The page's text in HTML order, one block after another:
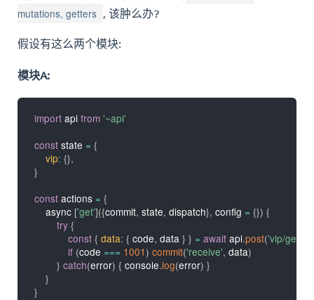
mutations, getters , 该肿么办?
假设有这么两个模块:
模块A:
import api from '~api'
const state = {
vip: {},
}
const actions = {
    async
['get']({commit, state, dispatch}, config = {}) {
try {
const { data: { code, data } } = await api.post('vip/
if (code === 1001) commit('receive', data)
} catch(error) { console.log(error) }
}
}